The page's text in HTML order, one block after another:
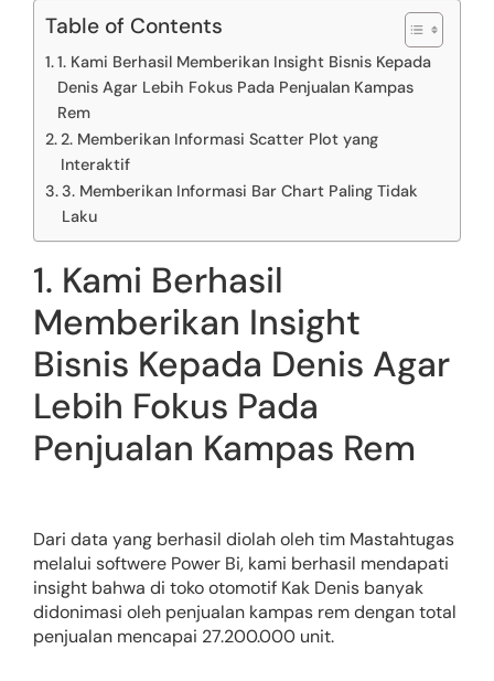
Table of Contents
1. Kami Berhasil Memberikan Insight Bisnis Kepada
Denis Agar Lebih Fokus Pada Penjualan Kampas
Rem
2. Memberikan Informasi Scatter Plot yang
Interaktif
3. Memberikan Informasi Bar Chart Paling Tidak
Laku
1. Kami Berhasil
Memberikan Insight
Bisnis Kepada Denis Agar
Lebih Fokus Pada
Penjualan Kampas Rem
Dari data yang berhasil diolah oleh tim Mastahtugas
melalui softwere Power Bi, kami berhasil mendapati
insight bahwa di toko otomotif Kak Denis banyak
didonimasi oleh penjualan kampas rem dengan total
penjualan mencapai 27.200.000 unit.